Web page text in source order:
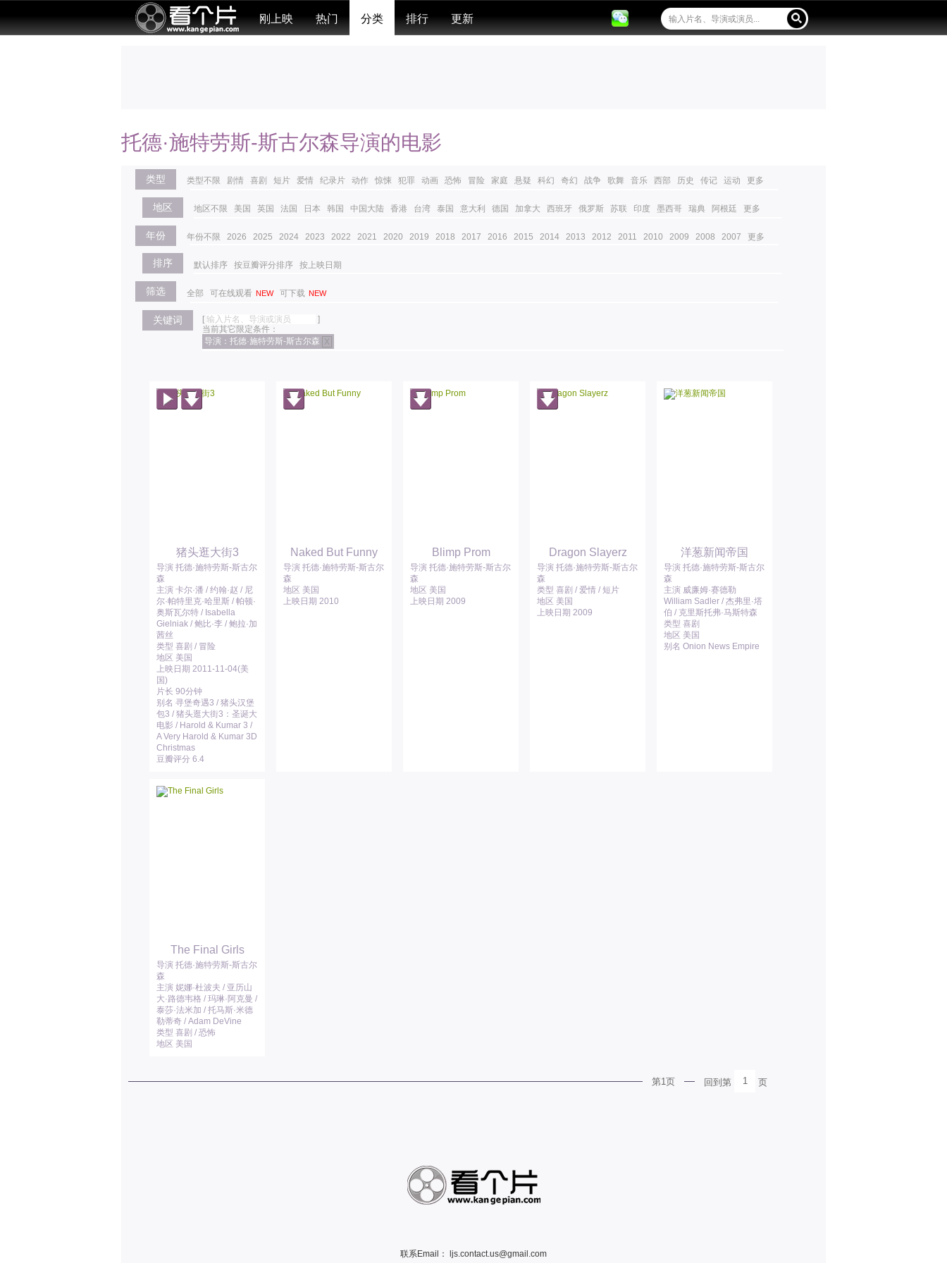
刚上映 热门 分类 排行 更新
托德·施特劳斯-斯古尔森导演的电影
类型 类型不限 剧情 喜剧 短片 爱情 纪录片 动作 惊悚 犯罪 动画 恐怖 冒险 家庭 悬疑 科幻 奇幻 战争 歌舞 音乐 西部 历史 传记 运动 更多
地区 地区不限 美国 英国 法国 日本 韩国 中国大陆 香港 台湾 泰国 意大利 德国 加拿大 西班牙 俄罗斯 苏联 印度 墨西哥 瑞典 阿根廷 更多
年份 年份不限 2026 2025 2024 2023 2022 2021 2020 2019 2018 2017 2016 2015 2014 2013 2012 2011 2010 2009 2008 2007 更多
排序 默认排序 按豆瓣评分排序 按上映日期
筛选 全部 可在线观看 NEW 可下载 NEW
关键词 [
]
当前其它限定条件：
导演：托德·施特劳斯-斯古尔森 X
猪头逛大街3
导演 托德·施特劳斯-斯古尔
森
主演 卡尔·潘 / 约翰·赵 / 尼
尔·帕特里克·哈里斯 / 帕顿·
奥斯瓦尔特 / Isabella
Gielniak / 鲍比·李 / 鲍拉·加
茜丝
类型 喜剧 / 冒险
地区 美国
上映日期 2011-11-04(美
国)
片长 90分钟
别名 寻堡奇遇3 / 猪头汉堡
包3 / 猪头逛大街3：圣诞大
电影 / Harold & Kumar 3 /
A Very Harold & Kumar 3D
Christmas
豆瓣评分 6.4
Naked But Funny
导演 托德·施特劳斯-斯古尔
森
地区 美国
上映日期 2010
Blimp Prom
导演 托德·施特劳斯-斯古尔
森
地区 美国
上映日期 2009
Dragon Slayerz
导演 托德·施特劳斯-斯古尔
森
类型 喜剧 / 爱情 / 短片
地区 美国
上映日期 2009
洋葱新闻帝国
导演 托德·施特劳斯-斯古尔
森
主演 威廉姆·赛德勒
William Sadler / 杰弗里·塔
伯 / 克里斯托弗·马斯特森
类型 喜剧
地区 美国
别名 Onion News Empire
The Final Girls
导演 托德·施特劳斯-斯古尔
森
主演 妮娜·杜波夫 / 亚历山
大·路德韦格 / 玛琳·阿克曼 /
泰莎·法米加 / 托马斯·米德
勒蒂奇 / Adam DeVine
类型 喜剧 / 恐怖
地区 美国
第1页 回到第 1 页
联系Email： ljs.contact.us@gmail.com